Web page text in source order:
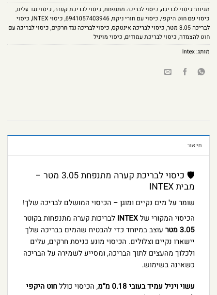
תגיות: כיסוי לבריכה, כיסוי לבריכה מתנפחת, כיסוי לבריכת קערה, כיסוי נגד עלים,
כיסוי עם חוט היקפי, כיסוי עם חורי ניקוז,
6941057403946
, כיסוי INTEX , כיסוי
לבריכה 3.05 מטר
, כיסוי לבריכה אינטקס, כיסוי לבריכה נגד חרקים, כיסוי לבריכה עם
חוט להצמדה, כיסוי לבריכת עמודים, כיסוי מויניל
מותג:Intex
תיאור
🛡️ כיסוי לבריכת קערה מתנפחת 3.05 מטר –
מבית INTEX
שומר על מים נקיים ומוגן – הכיסוי המושלם לבריכה שלך!
הכיסוי המקורי שלINTEX לבריכות קערה מתנפחות בקוטר
3.05 מטר
עוצב במיוחד כדי להבטיח שהמים בבריכה שלך
יישארו נקיים וצלולים. הכיסוי מונע כניסת חרקים, עלים
ולכלוך מהעצים לתוך הבריכה, ומסייע לשמירה על הבריכה
כשאינה בשימוש.
עשוי ויניל עמיד בעובי 0.18 מ”מ
, הכיסוי כוללחוט היקפי